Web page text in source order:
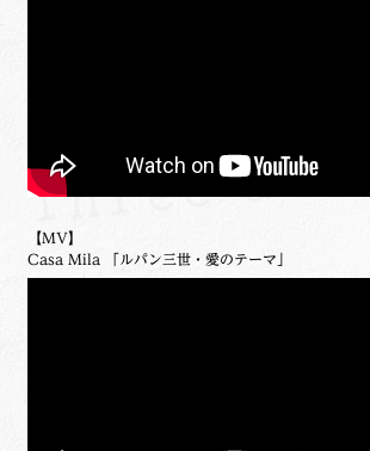
【MV】
Casa Mila 「ルパン三世・愛のテーマ」